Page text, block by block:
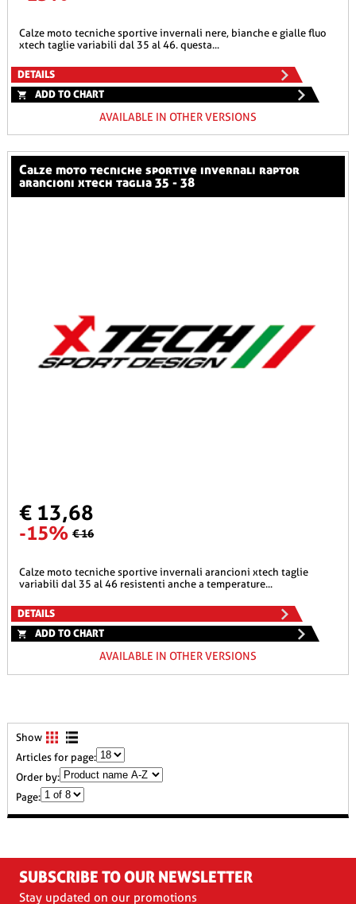
calze moto tecniche sportive invernali nere, bianche e gialle fluo
xtech taglie variabili dal 35 al 46. questa...
DETAILS
ADD TO CHART
AVAILABLE IN OTHER VERSIONS
calze moto tecniche sportive invernali raptor
arancioni xtech taglia 35 - 38
€ 13,68
-15% € 16
calze moto tecniche sportive invernali arancioni xtech taglie
variabili dal 35 al 46 resistenti anche a temperature...
DETAILS
ADD TO CHART
AVAILABLE IN OTHER VERSIONS
Show
Articles for page:
Order by:
Page:
SUBSCRIBE TO OUR NEWSLETTER
Stay updated on our promotions